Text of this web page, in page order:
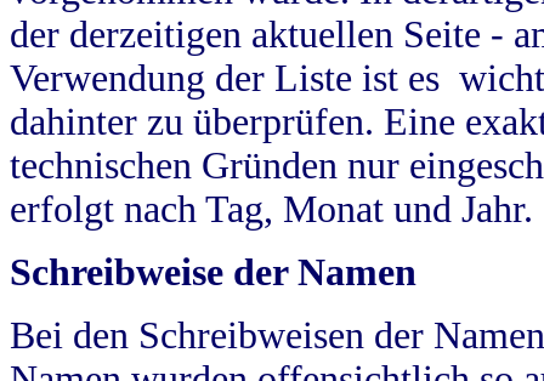
der derzeitigen aktuellen Seite -
Verwendung der Liste ist es
dahinter zu überprüfen. Eine
technischen Gründen nur
erfolgt nach Tag, Monat und Jahr.
Schreibweise der Namen
Bei den Schreibweisen der